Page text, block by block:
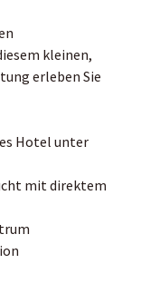
kleinen,
erleben Sie
Hotel unter
mit direktem